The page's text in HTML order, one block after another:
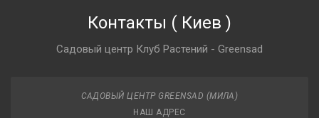
Контакты ( Киев )
Садовый центр Клуб Растений - Greensad
САДОВЫЙ ЦЕНТР GREENSAD (МИЛА)
НАШ АДРЕС